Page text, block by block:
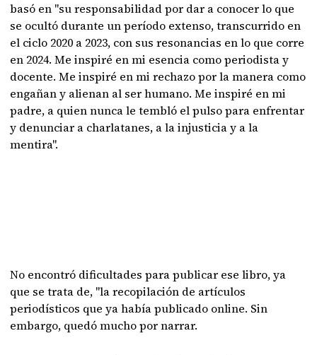
basó en "su responsabilidad por dar a conocer lo que
se ocultó durante un período extenso, transcurrido en
el ciclo 2020 a 2023, con sus resonancias en lo que corre
en 2024. Me inspiré en mi esencia como periodista y
docente. Me inspiré en mi rechazo por la manera como
engañan y alienan al ser humano. Me inspiré en mi
padre, a quien nunca le tembló el pulso para enfrentar
y denunciar a charlatanes, a la injusticia y a la
mentira".
No encontró dificultades para publicar ese libro, ya
que se trata de, "la recopilación de artículos
periodísticos que ya había publicado online. Sin
embargo, quedó mucho por narrar.